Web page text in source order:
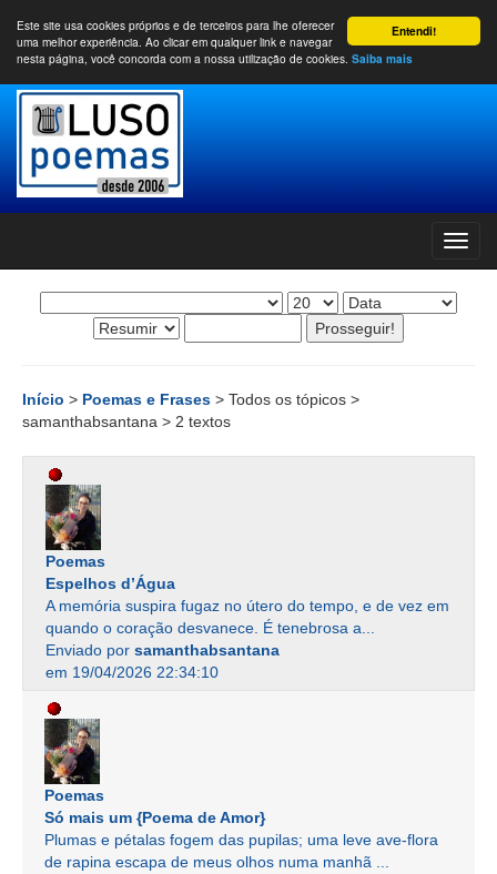
Entendi!
Este site usa cookies próprios e de terceiros para lhe oferecer
uma melhor experiência. Ao clicar em qualquer link e navegar
nesta página, você concorda com a nossa utilização de cookies. Saiba mais
Início > Poemas e Frases > Todos os tópicos >
samanthabsantana > 2 textos
Poemas
Espelhos d’Água
A memória suspira fugaz no útero do tempo, e de vez em
quando o coração desvanece. É tenebrosa a...
Enviado por samanthabsantana
em 19/04/2026 22:34:10
Poemas
Só mais um {Poema de Amor}
Plumas e pétalas fogem das pupilas; uma leve ave-flora
de rapina escapa de meus olhos numa manhã ...